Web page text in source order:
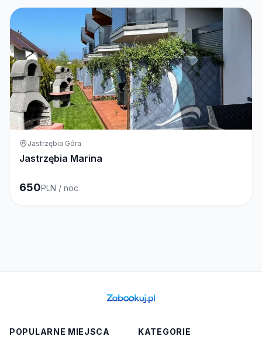
Jastrzębia Góra
Jastrzębia Marina
650PLN / noc
POPULARNE MIEJSCA KATEGORIE